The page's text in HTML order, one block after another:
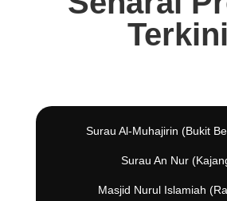
Terkini
Surau Al-Muhajirin (Bukit
Surau An Nur
Masjid Nurul Islamiah